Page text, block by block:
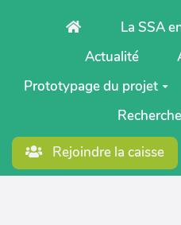
Aller au contenu principal
La SSA
Actualité
Prototypage du projet
Recherche
Rejoindre la caisse